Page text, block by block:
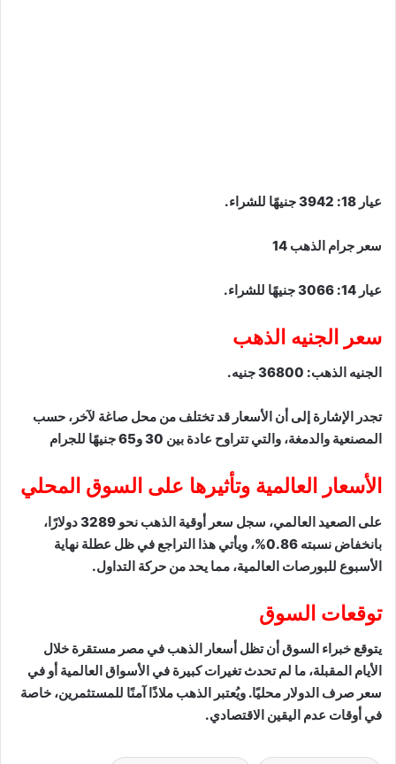
عيار 18: 3942 جنيهًا للشراء.
سعر جرام الذهب 14
عيار 14: 3066 جنيهًا للشراء.
سعر الجنيه الذهب
الجنيه الذهب: 36800 جنيه.
تجدر الإشارة إلى أن الأسعار قد تختلف من محل صاغة لآخر، حسب
المصنعية والدمغة، والتي تتراوح عادة بين 30 و65 جنيهًا للجرام
الأسعار العالمية وتأثيرها على السوق المحلي
على الصعيد العالمي، سجل سعر أوقية الذهب نحو 3289 دولارًا،
بانخفاض نسبته 0.86%، ويأتي هذا التراجع في ظل عطلة نهاية
الأسبوع للبورصات العالمية، مما يحد من حركة التداول.
توقعات السوق
يتوقع خبراء السوق أن تظل أسعار الذهب في مصر مستقرة خلال
الأيام المقبلة، ما لم تحدث تغيرات كبيرة في الأسواق العالمية أو في
سعر صرف الدولار محليًا. ويُعتبر الذهب ملاذًا آمنًا للمستثمرين، خاصة
في أوقات عدم اليقين الاقتصادي.